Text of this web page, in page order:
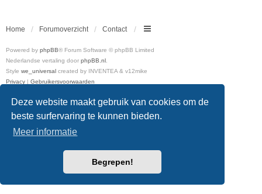
Deze website maakt gebruik van cookies om de
beste surfervaring te kunnen bieden.
Meer informatie
Begrepen!
Home Forumoverzicht Contact
Powered by phpBB® Forum Software © phpBB Limited
Nederlandse vertaling door phpBB.nl
Style we_universal created by INVENTEA & v12mike
Privacy | Gebruikersvoorwaarden